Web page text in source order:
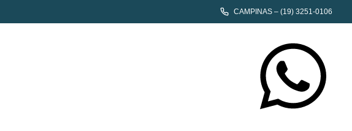
CAMPINAS – (19) 3251-0106